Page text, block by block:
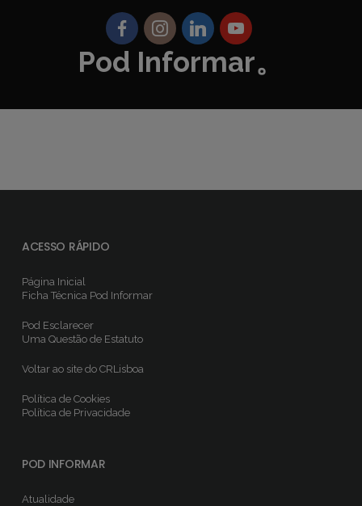
Pod Informar。
ACESSO RÁPIDO
Página Inicial
Ficha TécnicaPod Informar
Pod Esclarecer
Uma Questão de Estatuto
Voltar ao site do CRLisboa
Política de Cookies
Política de Privacidade
POD INFORMAR
Atualidade